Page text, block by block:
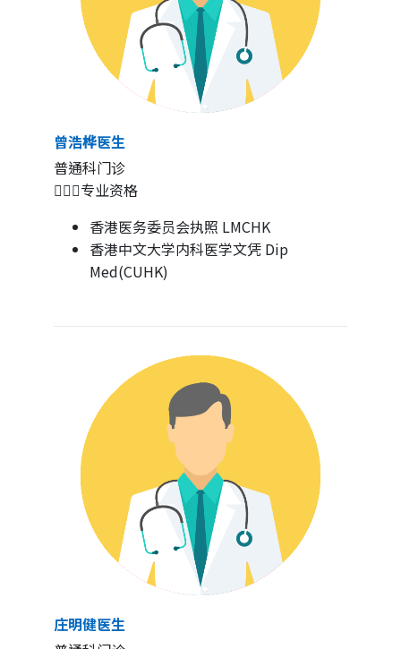
曾浩桦医生
普通科门诊
👨🏻‍⚕专业资格
香港医务委员会执照 LMCHK
香港中文大学内科医学文凭 Dip
Med(CUHK)
庄明健医生